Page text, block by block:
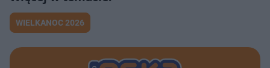
WIELKANOC 2026